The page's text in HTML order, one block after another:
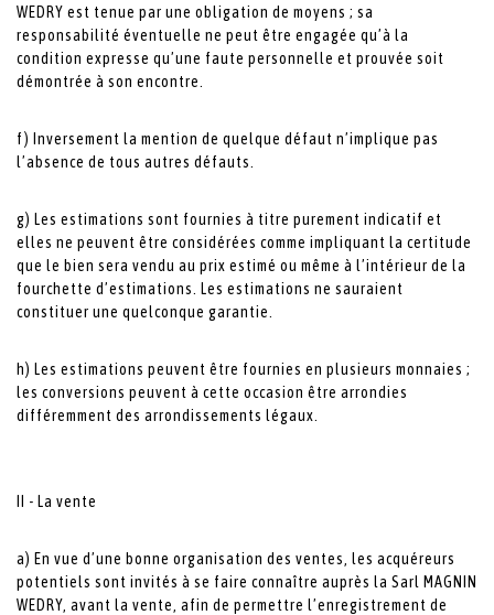
WEDRY est tenue par une obligation de moyens ; sa
responsabilité éventuelle ne peut être engagée qu’à la
condition expresse qu’une faute personnelle et prouvée soit
démontrée à son encontre.
f) Inversement la mention de quelque défaut n’implique pas
l’absence de tous autres défauts.
g) Les estimations sont fournies à titre purement indicatif et
elles ne peuvent être considérées comme impliquant la certitude
que le bien sera vendu au prix estimé ou même à l’intérieur de la
fourchette d’estimations. Les estimations ne sauraient
constituer une quelconque garantie.
h) Les estimations peuvent être fournies en plusieurs monnaies ;
les conversions peuvent à cette occasion être arrondies
différemment des arrondissements légaux.
II - La vente
a) En vue d’une bonne organisation des ventes, les acquéreurs
potentiels sont invités à se faire connaître auprès la Sarl MAGNIN
WEDRY, avant la vente, afin de permettre l’enregistrement de